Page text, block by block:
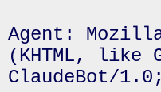
Agent:
(KHTML, like
ClaudeBot/